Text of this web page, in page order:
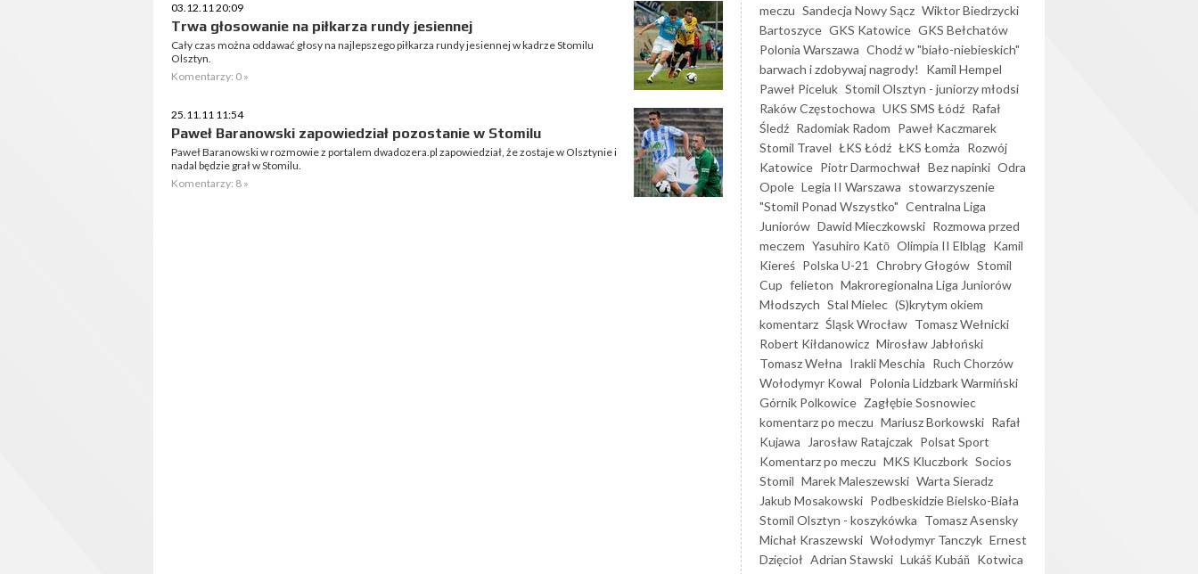
03.12.11 20:09
Trwa głosowanie na piłkarza rundy jesiennej
Cały czas można oddawać głosy na najlepszego piłkarza rundy jesiennej w kadrze Stomilu
Olsztyn.
Komentarzy: 0 »
25.11.11 11:54
Paweł Baranowski zapowiedział pozostanie w Stomilu
Paweł Baranowski w rozmowie z portalem dwadozera.pl zapowiedział, że zostaje w Olsztynie i
nadal będzie grał w Stomilu.
Komentarzy: 8 »
meczu Sandecja Nowy Sącz Wiktor Biedrzycki
Bartoszyce GKS Katowice GKS Bełchatów
Polonia Warszawa Chodź w "biało-niebieskich"
barwach i zdobywaj nagrody!
Kamil Hempel
Paweł Piceluk Stomil Olsztyn - juniorzy młodsi
Raków Częstochowa UKS SMS Łódź Rafał
Śledź Radomiak Radom Paweł Kaczmarek
Stomil Travel ŁKS Łódź ŁKS Łomża Rozwój
Katowice Piotr Darmochwał Bez napinki Odra
Opole Legia II Warszawa stowarzyszenie
"Stomil Ponad Wszystko" Centralna Liga
Juniorów Dawid Mieczkowski Rozmowa przed
meczem Yasuhiro Katō Olimpia II Elbląg Kamil
Kiereś Polska U-21 Chrobry Głogów Stomil
Cup felieton Makroregionalna Liga Juniorów
Młodszych Stal Mielec (S)krytym okiem
komentarz Śląsk Wrocław Tomasz Wełnicki
Robert Kiłdanowicz Mirosław Jabłoński
Tomasz Wełna Irakli Meschia Ruch Chorzów
Wołodymyr Kowal Polonia Lidzbark Warmiński
Górnik Polkowice Zagłębie Sosnowiec
komentarz po meczu Mariusz Borkowski Rafał
Kujawa
Jarosław Ratajczak Polsat Sport
Komentarz po meczu MKS Kluczbork Socios
Stomil Marek Maleszewski Warta Sieradz
Jakub Mosakowski Podbeskidzie Bielsko-Biała
Stomil Olsztyn - koszykówka Tomasz Asensky
Michał Kraszewski Wołodymyr Tanczyk Ernest
Dzięcioł Adrian Stawski Lukáš Kubáň Kotwica